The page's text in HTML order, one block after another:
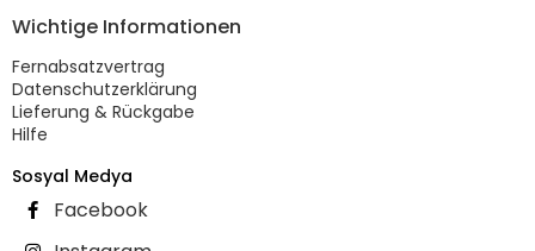
Wichtige Informationen
Fernabsatzvertrag
Datenschutzerklärung
Lieferung & Rückgabe
Hilfe
Sosyal Medya
Facebook